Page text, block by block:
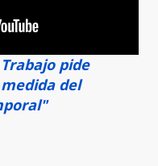
pide
del